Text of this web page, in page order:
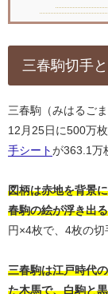
三春駒切手
三春駒（みはるご
12月25日に500万
手シート が363.1万
図柄は赤地を背景
春駒の絵が浮き出
円×4枚で、4枚の切
三春駒は江戸時代
た木馬で、白駒と